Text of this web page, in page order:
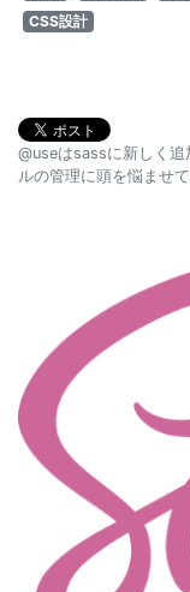
CSS設計
@useはsassに新しく
ルの管理に頭を悩ませ